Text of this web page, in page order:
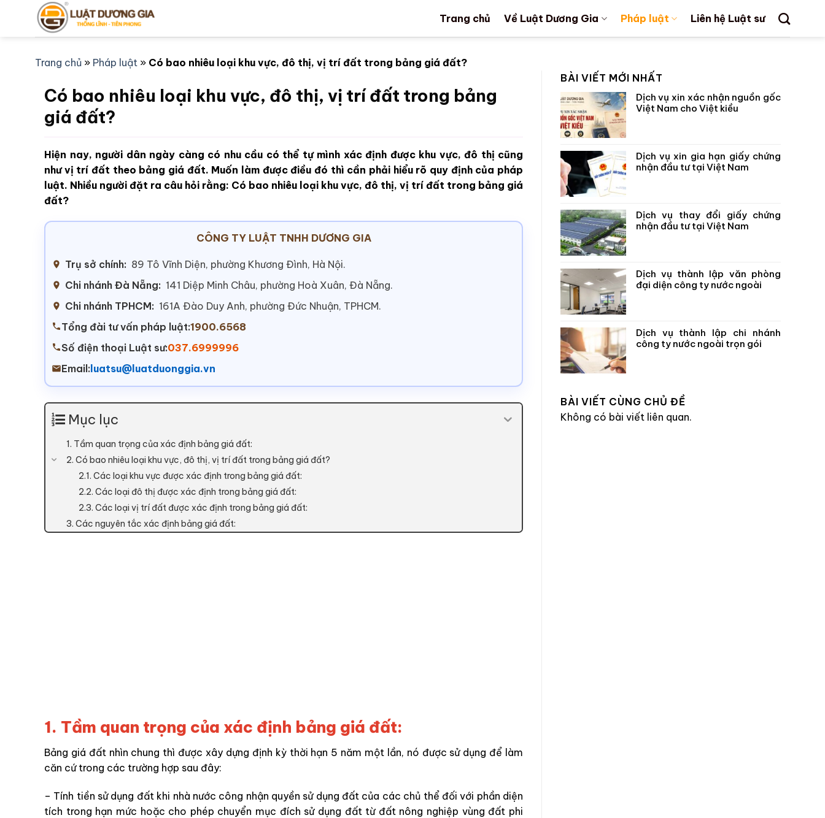
Trang chủ Về Luật Dương Gia Pháp luật Liên hệ Luật sư
Trang chủ » Pháp luật » Có bao nhiêu loại khu vực, đô thị, vị trí đất trong bảng giá đất?
Có bao nhiêu loại khu vực, đô thị, vị trí đất trong bảng
giá đất?
Hiện nay, người dân ngày càng có nhu cầu có thể tự mình xác định được khu vực, đô thị cũng
như vị trí đất theo bảng giá đất. Muốn làm được điều đó thì cần phải hiểu rõ quy định của pháp
luật. Nhiều người đặt ra câu hỏi rằng: Có bao nhiêu loại khu vực, đô thị, vị trí đất trong bảng giá
đất?
CÔNG TY LUẬT TNHH DƯƠNG GIA
Trụ sở chính: 89 Tô Vĩnh Diện, phường Khương Đình, Hà Nội.
Chi nhánh Đà Nẵng: 141 Diệp Minh Châu, phường Hoà Xuân, Đà Nẵng.
Chi nhánh TPHCM: 161A Đào Duy Anh, phường Đức Nhuận, TPHCM.
Tổng đài tư vấn pháp luật:1900.6568
Số điện thoại Luật sư:037.6999996
Email: luatsu@luatduonggia.vn
Mục lục
1. Tầm quan trọng của xác định bảng giá đất:
2. Có bao nhiêu loại khu vực, đô thị, vị trí đất trong bảng giá đất?
2.1. Các loại khu vực được xác định trong bảng giá đất:
2.2. Các loại đô thị được xác định trong bảng giá đất:
2.3. Các loại vị trí đất được xác định trong bảng giá đất:
3. Các nguyên tắc xác định bảng giá đất:
1. Tầm quan trọng của xác định bảng giá đất:
Bảng giá đất nhìn chung thì được xây dựng định kỳ thời hạn 5 năm một lần, nó được sử dụng để làm
căn cứ trong các trường hợp sau đây:
– Tính tiền sử dụng đất khi nhà nước công nhận quyền sử dụng đất của các chủ thể đối với phần diện
tích trong hạn mức hoặc cho phép chuyển mục đích sử dụng đất từ đất nông nghiệp vùng đất phi
BÀI VIẾT MỚI NHẤT
Dịch vụ xin xác nhận nguồn gốc
Việt Nam cho Việt kiều
Dịch vụ xin gia hạn giấy chứng
nhận đầu tư tại Việt Nam
Dịch vụ thay đổi giấy chứng
nhận đầu tư tại Việt Nam
Dịch vụ thành lập văn phòng
đại diện công ty nước ngoài
Dịch vụ thành lập chi nhánh
công ty nước ngoài trọn gói
BÀI VIẾT CÙNG CHỦ ĐỀ
Không có bài viết liên quan.